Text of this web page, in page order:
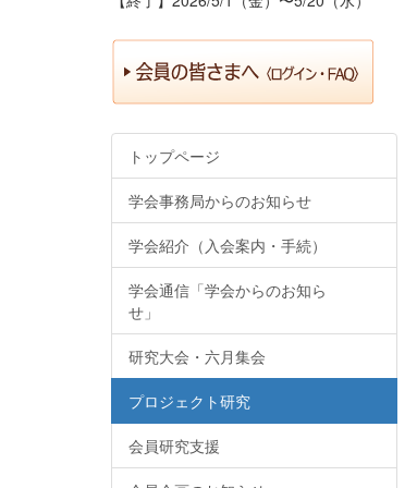
トップページ
学会事務局からのお知らせ
学会紹介（入会案内・手続）
学会通信「学会からのお知ら
せ」
研究大会・六月集会
プロジェクト研究
会員研究支援